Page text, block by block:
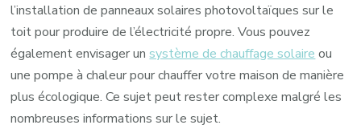
l’installation de panneaux solaires photovoltaïques sur le
toit pour produire de l’électricité propre. Vous pouvez
également envisager unsystème de chauffage solaire ou
une pompe à chaleur pour chauffer votre maison de manière
plus écologique. Ce sujet peut rester complexe malgré les
nombreuses informations sur le sujet.